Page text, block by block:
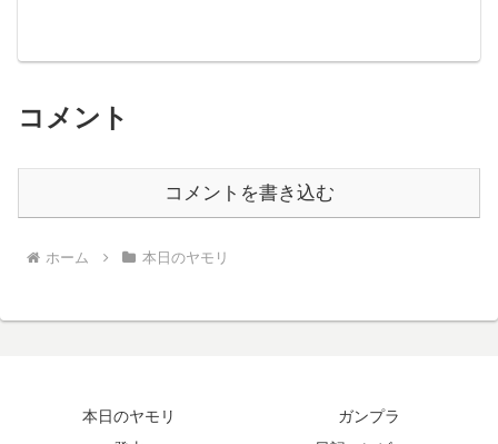
コメント
コメントを書き込む
ホーム 本日のヤモリ
本日のヤモリ
ガンプラ